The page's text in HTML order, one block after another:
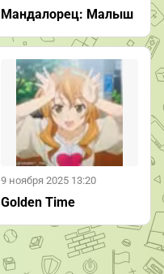
Мандалорец: Малыш
9 ноября 2025 13:20
Golden Time